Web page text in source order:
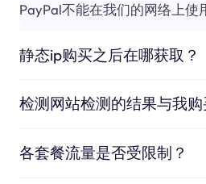
PayPal不能在我们的网络上使
静态ip购买之后在哪获取？
检测网站检测的结果与我
各套餐流量是否受限制？